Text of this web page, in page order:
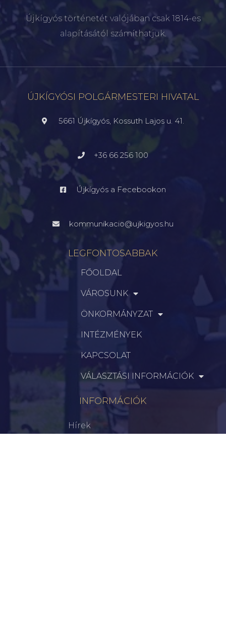
Újkígyós történetét valójában csak 1814-es
alapításától számíthatjuk.
ÚJKÍGYÓSI POLGÁRMESTERI HIVATAL
5661 Újkígyós, Kossuth Lajos u. 41.
+36 66 256 100
Újkígyós a Fecebookon
kommunikacio@ujkigyos.hu
LEGFONTOSABBAK
FŐOLDAL
VÁROSUNK
ÖNKORMÁNYZAT
INTÉZMÉNYEK
KAPCSOLAT
VÁLASZTÁSI INFORMÁCIÓK
INFORMÁCIÓK
Hírek